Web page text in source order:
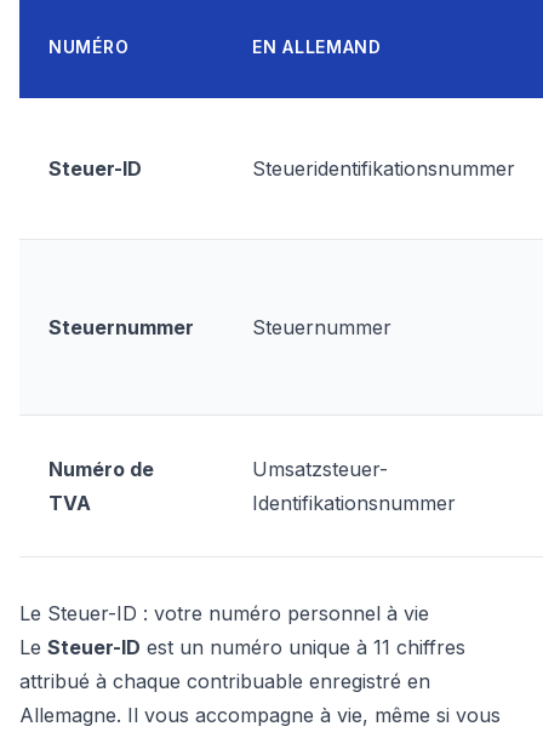
NUMÉRO EN ALLEMAND
Steuer-ID Steueridentifikationsnummer
Steuernummer Steuernummer
Numéro de
TVA
Umsatzsteuer-
Identifikationsnummer
Le Steuer-ID : votre numéro personnel à vie
Le Steuer-ID est un numéro unique à 11 chiffres
attribué à chaque contribuable enregistré en
Allemagne. Il vous accompagne à vie, même si vous